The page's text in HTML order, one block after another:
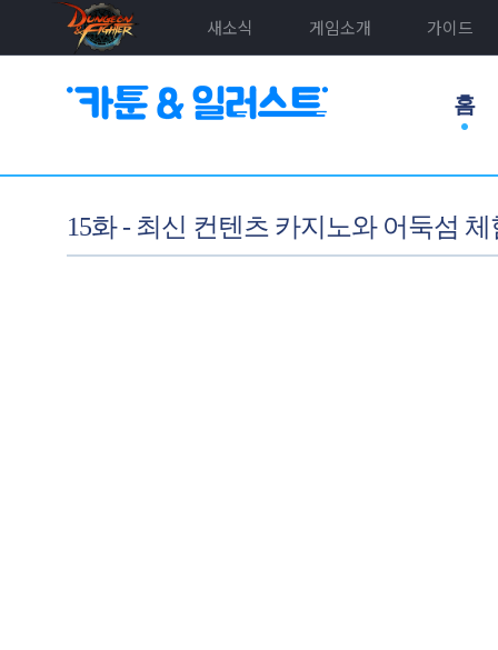
새소식 게임소개 가이드
홈
15화 - 최신 컨텐츠 카지노와 어둑섬